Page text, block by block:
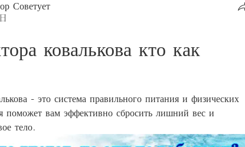
Советует
ковалькова кто как
- это система правильного питания и физических
поможет вам эффективно сбросить лишний вес и
тело.